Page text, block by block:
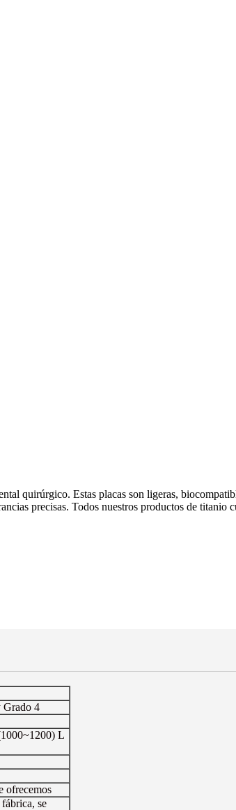
quirúrgico. Estas placas son ligeras,
precisas. Todos nuestros productos de
Grado 4
L
ofrecemos
se